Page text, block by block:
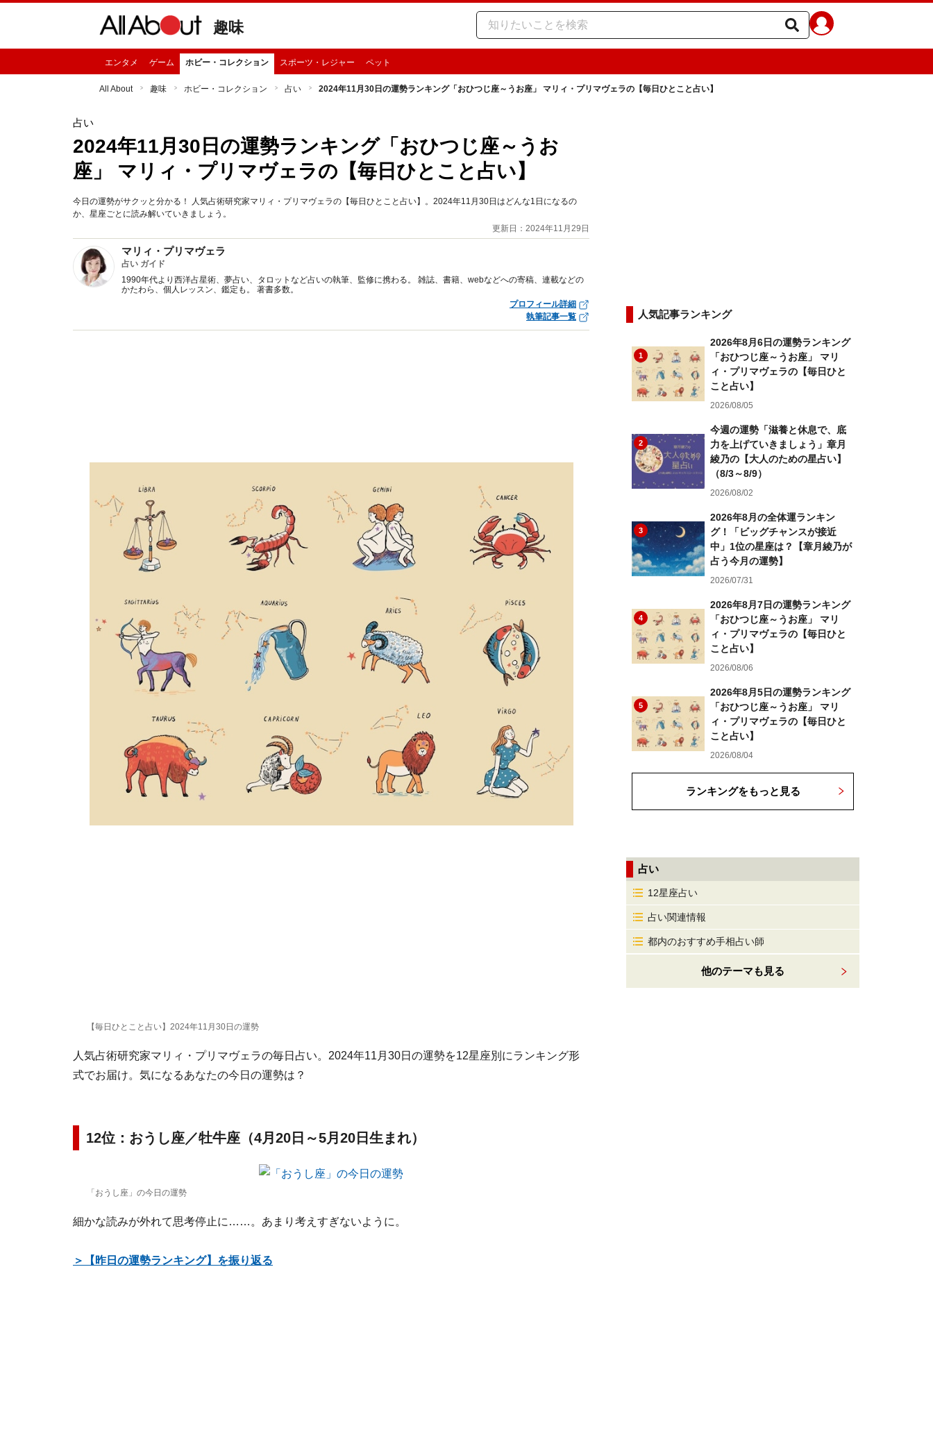
趣味
エンタメ ゲーム ホビー・コレクション スポーツ・レジャー ペット
All About 趣味 ホビー・コレクション 占い 2024年11月30日の運勢ランキング「おひつじ座～うお座」 マリィ・プリマヴェラの【毎日ひとこと占い】
占い
2024年11月30日の運勢ランキング「おひつじ座～うお
座」 マリィ・プリマヴェラの【毎日ひとこと占い】
今日の運勢がサクッと分かる！ 人気占術研究家マリィ・プリマヴェラの【毎日ひとこと占い】。2024年11月30日はどんな1日になるの
か、星座ごとに読み解いていきましょう。
更新日：2024年11月29日
マリィ・プリマヴェラ
占い ガイド
1990年代より西洋占星術、夢占い、タロットなど占いの執筆、監修に携わる。 雑誌、書籍、webなどへの寄稿、連載などの
かたわら、個人レッスン、鑑定も。 著書多数。
プロフィール詳細
執筆記事一覧
【毎日ひとこと占い】2024年11月30日の運勢
人気占術研究家マリィ・プリマヴェラの毎日占い。2024年11月30日の運勢を12星座別にランキング形
式でお届け。気になるあなたの今日の運勢は？
12位：おうし座／牡牛座（4月20日～5月20日生まれ）
「おうし座」の今日の運勢
細かな読みが外れて思考停止に……。あまり考えすぎないように。
＞【昨日の運勢ランキング】を振り返る
人気記事ランキング
1
2026年8月6日の運勢ランキング
「おひつじ座～うお座」 マリ
ィ・プリマヴェラの【毎日ひと
こと占い】
2026/08/05
2
今週の運勢「滋養と休息で、底
力を上げていきましょう」章月
綾乃の【大人のための星占い】
（8/3～8/9）
2026/08/02
3
2026年8月の全体運ランキン
グ！「ビッグチャンスが接近
中」1位の星座は？【章月綾乃が
占う今月の運勢】
2026/07/31
4
2026年8月7日の運勢ランキング
「おひつじ座～うお座」 マリ
ィ・プリマヴェラの【毎日ひと
こと占い】
2026/08/06
5
2026年8月5日の運勢ランキング
「おひつじ座～うお座」 マリ
ィ・プリマヴェラの【毎日ひと
こと占い】
2026/08/04
ランキングをもっと見る
占い
12星座占い
占い関連情報
都内のおすすめ手相占い師
他のテーマも見る